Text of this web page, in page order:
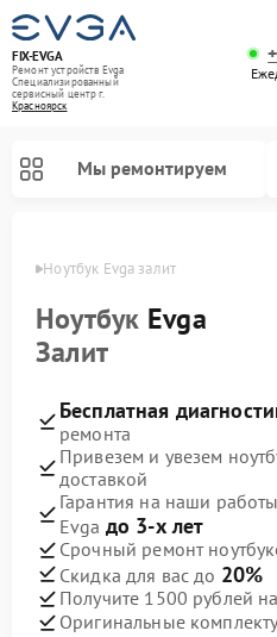
FIX-EVGA
Ремонт устройств Evga
Специализированный
cервисный центр г.
Красноярск
Мы ремонтируем
Ноутбук Evga залит
Ноутбук Evga
Залит
Бесплатная
ремонта
Привезем и увезем
доставкой
Гарантия на наши
Evga до 3-х лет
Срочный ремонт
Скидка для вас до 20%
Получите 1500 рублей
Оригинальные